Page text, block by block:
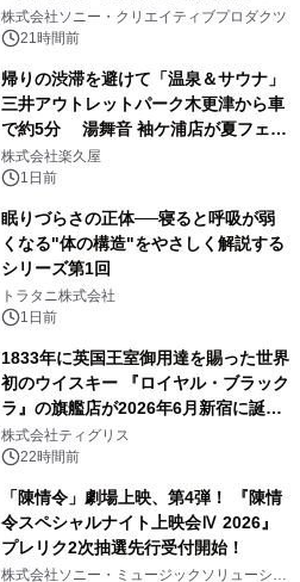
ラボレーション サウナイキタイコラ
ボグッズも発売決定！
株式会社ソニー・クリエイティブプロダクツ
21時間前
帰りの渋滞を避けて「温泉＆サウナ」
三井アウトレットパーク木更津から車
で約5分 湯舞音 袖ケ浦店が夏フェア
メニューを提供
株式会社楽久屋
1日前
眠りづらさの正体──寝ると呼吸が弱
くなる"体の構造"をやさしく解説する
シリーズ第1回
トラタニ株式会社
1日前
1833年に英国王室御用達を賜った世界
初のウイスキー 『ロイヤル・ブラック
ラ』の旗艦店が2026年6月新宿に誕
生 バカルディ ジャパンと連携した
没入型バー「BAR Arca」
株式会社ティグリス
22時間前
「陳情令」劇場上映、第4弾！ 『陳情
令スペシャルナイト上映会Ⅳ 2026』
プレリク2次抽選先行受付開始！
株式会社ソニー・ミュージックソリューショ